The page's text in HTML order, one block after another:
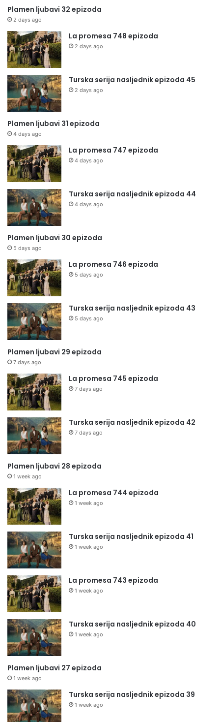
Plamen ljubavi 32 epizoda
2 days ago
La promesa 748 epizoda
2 days ago
Turska serija nasljednik epizoda 45
2 days ago
Plamen ljubavi 31 epizoda
4 days ago
La promesa 747 epizoda
4 days ago
Turska serija nasljednik epizoda 44
4 days ago
Plamen ljubavi 30 epizoda
5 days ago
La promesa 746 epizoda
5 days ago
Turska serija nasljednik epizoda 43
5 days ago
Plamen ljubavi 29 epizoda
7 days ago
La promesa 745 epizoda
7 days ago
Turska serija nasljednik epizoda 42
7 days ago
Plamen ljubavi 28 epizoda
1 week ago
La promesa 744 epizoda
1 week ago
Turska serija nasljednik epizoda 41
1 week ago
La promesa 743 epizoda
1 week ago
Turska serija nasljednik epizoda 40
1 week ago
Plamen ljubavi 27 epizoda
1 week ago
Turska serija nasljednik epizoda 39
1 week ago